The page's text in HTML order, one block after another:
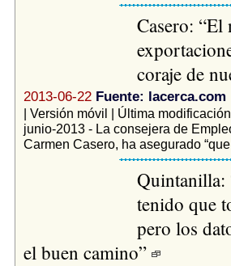
Casero: “El
coraje de
2013-06-22 Fuente: lacerca.com
| Versión móvil | Última
junio-2013 - La consejera de
Carmen Casero, ha asegurado
Quintanilla:
tenido que
pero los
el buen camino”